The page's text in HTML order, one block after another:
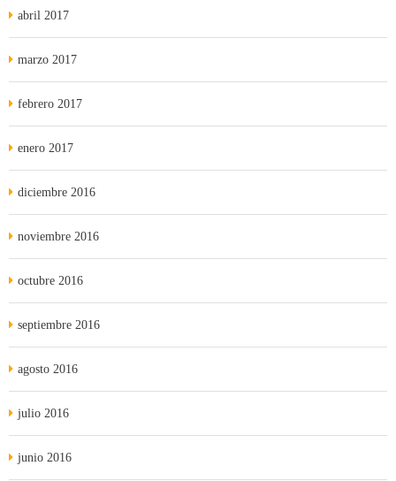
abril 2017
marzo 2017
febrero 2017
enero 2017
diciembre 2016
noviembre 2016
octubre 2016
septiembre 2016
agosto 2016
julio 2016
junio 2016